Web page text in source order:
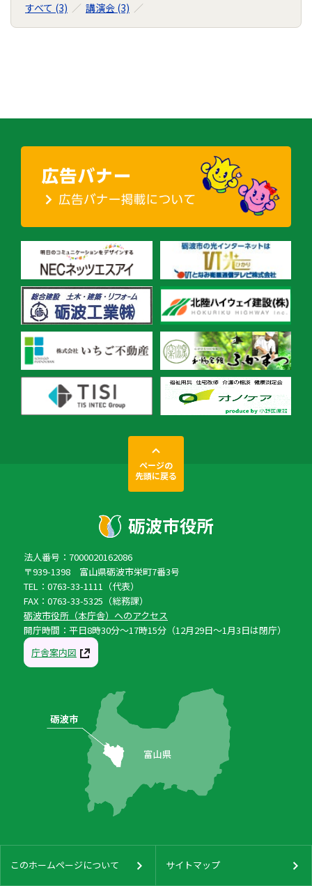
すべて (3) 講演会 (3)
ページの
先頭に戻る
法人番号：7000020162086
〒939-1398 富山県砺波市栄町7番3号
TEL：0763-33-1111（代表）
FAX：0763-33-5325（総務課）
砺波市役所（本庁舎）へのアクセス
開庁時間：平日8時30分〜17時15分（12月29日〜1月3日は閉庁）
庁舎案内図
このホームページについて サイトマップ